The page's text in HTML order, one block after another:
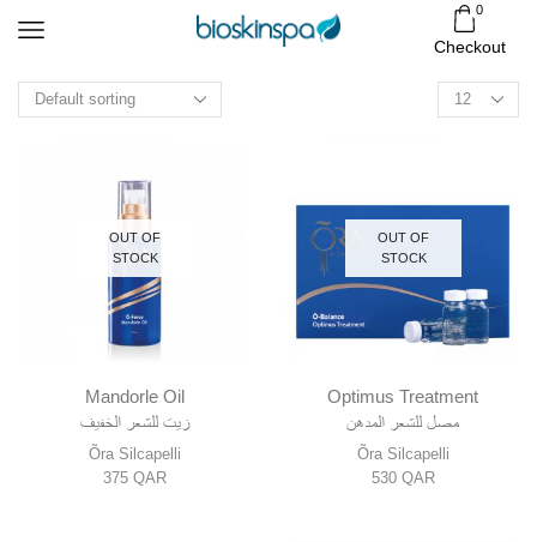
0
Checkout
Products
OUT OF
STOCK
Mandorle Oil
زيت للشعر الخفيف
Õra Silcapelli
375 QAR
OUT OF
STOCK
Optimus Treatment
مصل للشعر المدهن
Õra Silcapelli
530 QAR